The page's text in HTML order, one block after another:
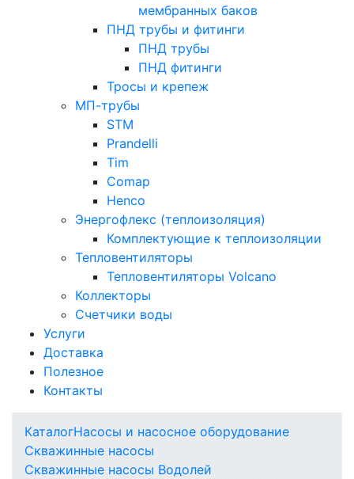
мембранных баков
ПНД трубы и фитинги
ПНД трубы
ПНД фитинги
Тросы и крепеж
МП-трубы
STM
Prandelli
Tim
Comap
Henco
Энергофлекс (теплоизоляция)
Комплектующие к теплоизоляции
Тепловентиляторы
Тепловентиляторы Volcano
Коллекторы
Счетчики воды
Услуги
Доставка
Полезное
Контакты
КаталогНасосы и насосное оборудование
Скважинные насосы
Скважинные насосы Водолей